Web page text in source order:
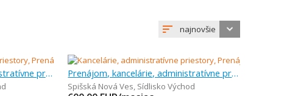
najnovšie
Prenájom, kancelárie, administratívne priestory, 524 m Prenájom, kancelárie, administratívne priestory, 107 m
Spišská Nová Ves, Sídlisko Východ